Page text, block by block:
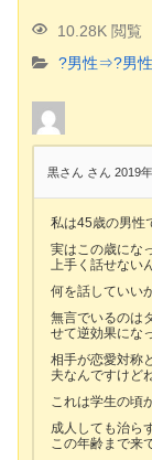
10.28K 閲覧
?男性⇒?男
黒さん さん 2019
私は45歳の男性
実はこの歳にな
上手く話せない
何を話していい
無言でいるのは
せて逆効果にな
相手が恋愛対称
夫なんですけどね
これは学生の頃
成人しても治ら
この年齢まで来